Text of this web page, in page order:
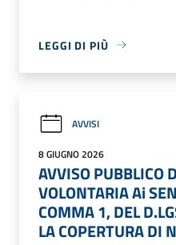
LEGGI DI PIÙ
AVVISI
8 GIUGNO 2026
AVVISO PUBBLICO
VOLONTARIA Ai
COMMA 1, DEL
LA COPERTURA DI